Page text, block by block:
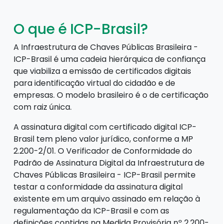
O que é ICP-Brasil?
A Infraestrutura de Chaves Públicas Brasileira -
ICP-Brasil é uma cadeia hierárquica de confiança
que viabiliza a emissão de certificados digitais
para identificação virtual do cidadão e de
empresas. O modelo brasileiro é o de certificação
com raiz única.
A assinatura digital com certificado digital ICP-
Brasil tem pleno valor jurídico, conforme a MP
2.200-2/01. O Verificador de Conformidade do
Padrão de Assinatura Digital da Infraestrutura de
Chaves Públicas Brasileira - ICP-Brasil permite
testar a conformidade da assinatura digital
existente em um arquivo assinado em relação à
regulamentação da ICP-Brasil e com as